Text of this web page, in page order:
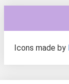
Icons made by